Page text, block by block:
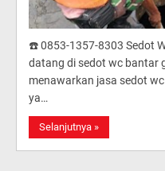
☎️ 0853-1357-8303 Sedot
datang di sedot wc bantar
menawarkan jasa sedot
ya…
Selanjutnya »